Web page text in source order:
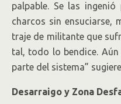
palpable. Se las
charcos sin ensuciarse,
traje de militante que
tal, todo lo bendice.
parte del sistema”
Desarraigo y Zona